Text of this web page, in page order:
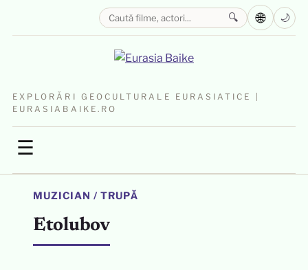
EXPLORĂRI GEOCULTURALE EURASIATICE |
EURASIABAIKE.RO
☰
🔍 🌐 🌙
MUZICIAN / TRUPĂ
Etolubov